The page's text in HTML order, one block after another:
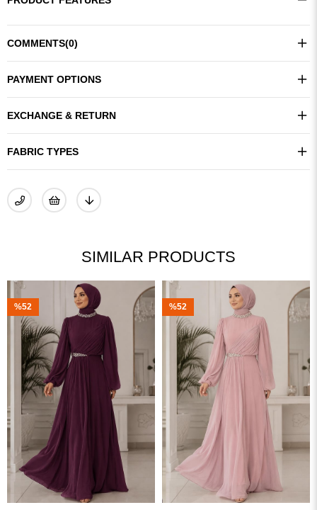
COMMENTS(0)
PAYMENT OPTIONS
EXCHANGE & RETURN
FABRIC TYPES
SIMILAR PRODUCTS